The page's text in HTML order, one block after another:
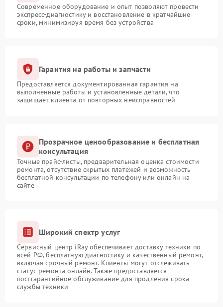
Современное оборудование и опыт позволяют провести
экспресс-диагностику и восстановление в кратчайшие
сроки, минимизируя время без устройства
Гарантия на работы и запчасти
Предоставляется документированная гарантия на
выполненные работы и установленные детали, что
защищает клиента от повторных неисправностей
Прозрачное ценообразование и бесплатная
консультация
Точные прайс-листы, предварительная оценка стоимости
ремонта, отсутствие скрытых платежей и возможность
бесплатной консультации по телефону или онлайн на
сайте
Широкий спектр услуг
Сервисный центр iRay обеспечивает доставку техники по
всей РФ, бесплатную диагностику и качественный ремонт,
включая срочный ремонт. Клиенты могут отслеживать
статус ремонта онлайн. Также предоставляется
постгарантийное обслуживание для продления срока
службы техники